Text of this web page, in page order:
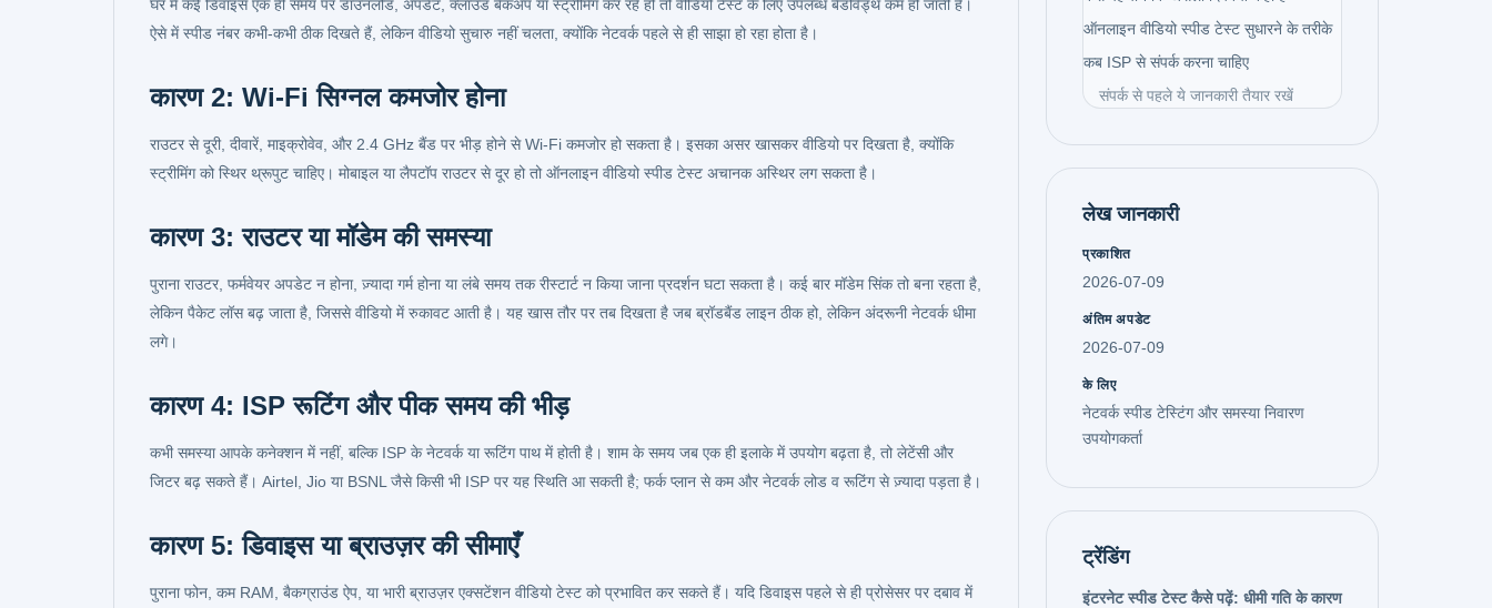
घर में कई डिवाइस एक ही समय पर डाउनलोड, अपडेट, क्लाउड बैकअप या स्ट्रीमिंग कर रहे हों तो वीडियो टेस्ट के लिए उपलब्ध बैंडविड्थ कम हो जाती है।
ऐसे में स्पीड नंबर कभी-कभी ठीक दिखते हैं, लेकिन वीडियो सुचारु नहीं चलता, क्योंकि नेटवर्क पहले से ही साझा हो रहा होता है।
कारण 2: Wi-Fi सिग्नल कमजोर होना
राउटर से दूरी, दीवारें, माइक्रोवेव, और 2.4 GHz बैंड पर भीड़ होने से Wi-Fi कमजोर हो सकता है। इसका असर खासकर वीडियो पर दिखता है, क्योंकि
स्ट्रीमिंग को स्थिर थ्रूपुट चाहिए। मोबाइल या लैपटॉप राउटर से दूर हो तो ऑनलाइन वीडियो स्पीड टेस्ट अचानक अस्थिर लग सकता है।
कारण 3: राउटर या मॉडेम की समस्या
पुराना राउटर, फर्मवेयर अपडेट न होना, ज़्यादा गर्म होना या लंबे समय तक रीस्टार्ट न किया जाना प्रदर्शन घटा सकता है। कई बार मॉडेम सिंक तो बना रहता है,
लेकिन पैकेट लॉस बढ़ जाता है, जिससे वीडियो में रुकावट आती है। यह खास तौर पर तब दिखता है जब ब्रॉडबैंड लाइन ठीक हो, लेकिन अंदरूनी नेटवर्क धीमा
लगे।
कारण 4: ISP रूटिंग और पीक समय की भीड़
कभी समस्या आपके कनेक्शन में नहीं, बल्कि ISP के नेटवर्क या रूटिंग पाथ में होती है। शाम के समय जब एक ही इलाके में उपयोग बढ़ता है, तो लेटेंसी और
जिटर बढ़ सकते हैं। Airtel, Jio या BSNL जैसे किसी भी ISP पर यह स्थिति आ सकती है; फर्क प्लान से कम और नेटवर्क लोड व रूटिंग से ज़्यादा पड़ता है।
कारण 5: डिवाइस या ब्राउज़र की सीमाएँ
पुराना फोन, कम RAM, बैकग्राउंड ऐप, या भारी ब्राउज़र एक्सटेंशन वीडियो टेस्ट को प्रभावित कर सकते हैं। यदि डिवाइस पहले से ही प्रोसेसर पर दबाव में
ऑनलाइन वीडियो स्पीड टेस्ट सुधारने के तरीके
कब ISP से संपर्क करना चाहिए
संपर्क से पहले ये जानकारी तैयार रखें
लेख जानकारी
प्रकाशित
2026-07-09
अंतिम अपडेट
2026-07-09
के लिए
नेटवर्क स्पीड टेस्टिंग और समस्या निवारण
उपयोगकर्ता
ट्रेंडिंग
इंटरनेट स्पीड टेस्ट कैसे पढ़ें: धीमी गति के कारण